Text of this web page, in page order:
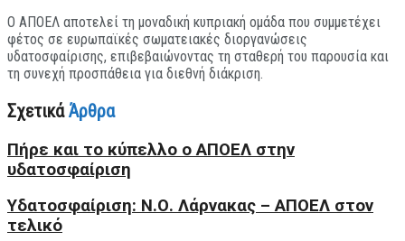
Ο ΑΠΟΕΛ αποτελεί τη μοναδική κυπριακή ομάδα που συμμετέχει
φέτος σε ευρωπαϊκές σωματειακές διοργανώσεις
υδατοσφαίρισης, επιβεβαιώνοντας τη σταθερή του παρουσία και
τη συνεχή προσπάθεια για διεθνή διάκριση.
ΣχετικάΆρθρα
Πήρε και το κύπελλο ο ΑΠΟΕΛ στην
υδατοσφαίριση
Yδατοσφαίριση: Ν.Ο. Λάρνακας – ΑΠΟΕΛ στον
τελικό